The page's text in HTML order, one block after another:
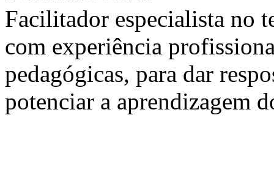
Facilitador especialista no
com experiência
pedagógicas, para dar
potenciar a aprendizagem